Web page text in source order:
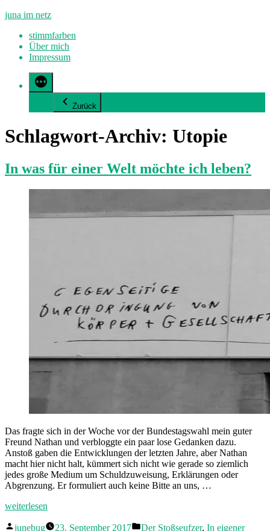
Zum
springen
juna im netz
stimmfarben
Über mich
Impressum
Zurück
Schlagwort-Archiv: Utopie
In was für einer Welt möchte ich leben?
Das fragte sich in der Woche vor der Bundestagswahl mein guter
Freund Nathan und verbloggte ein paar lose Gedanken dazu.
Anstoß gaben die Entwicklungen der letzten Jahre, aber Nathan
macht hier nicht halt, kümmert sich nicht wie gerade so ziemlich
jedes große Medium um Schuldzuweisung, Erklärungen oder
Abgrenzung. Er formuliert auch keine Bitte an uns, …
„In
für
weiterlesen
Veröffentlicht
junebug 23. September 2017
Veröffentlicht
Der Stoßseufzer, In eigener